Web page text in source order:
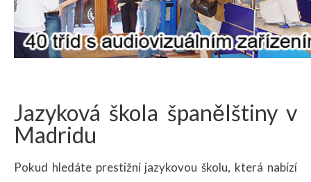
Jazyková škola španělštiny v
Madridu
Pokud hledáte prestižní jazykovou školu, která nabízí